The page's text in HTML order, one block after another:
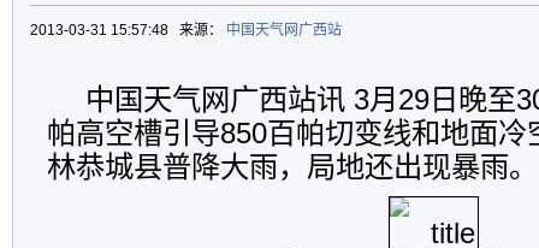
2013-03-31 15:57:48 来源： 中国天气网广西站
中国天气网广西站讯 3月29日晚至
帕高空槽引导850百帕切变线和地面冷
林恭城县普降大雨，局地还出现暴雨。